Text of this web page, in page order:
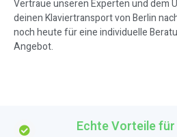
Vertraue unseren Experten und dem
deinen Klaviertransport von Berlin
noch heute für eine individuelle
Angebot.
Echte Vorteile für